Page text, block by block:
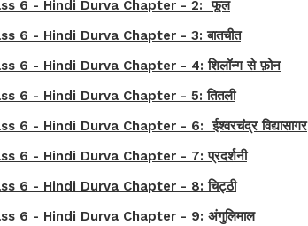
6 - Hindi Durva Chapter - 2: फूल
6 - Hindi Durva Chapter - 3: बातचीत
6 - Hindi Durva Chapter - 4: शिलॉन्ग से फ़ोन
6 - Hindi Durva Chapter - 5: तितली
6 - Hindi Durva Chapter - 6: ईश्वरचंद्र विद्यासागर
6 - Hindi Durva Chapter - 7: प्रदर्शनी
6 - Hindi Durva Chapter - 8: चिट्ठी
6 - Hindi Durva Chapter - 9: अंगुलिमाल